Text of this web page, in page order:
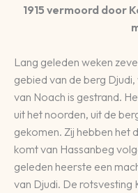
1915 vermoord door
Lang geleden weken
gebied van de berg
van Noach is gestrand.
uit het noorden, uit de
gekomen. Zij hebben het
komt van Hassanbeg
geleden heerste een
van Djudi. De rotsvesting